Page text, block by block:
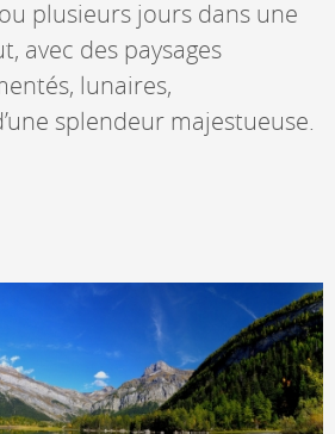
plusieurs jours dans une
avec des paysages
lunaires,
splendeur majestueuse.